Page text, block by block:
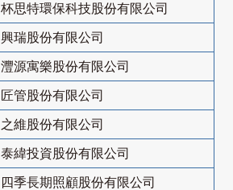
杯思特環保科技股份有限公司
興瑞股份有限公司
灃源寓樂股份有限公司
匠管股份有限公司
之維股份有限公司
泰緯投資股份有限公司
四季長期照顧股份有限公司